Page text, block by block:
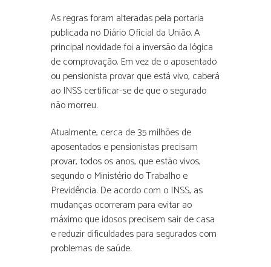
As regras foram alteradas pela portaria
publicada no Diário Oficial da União. A
principal novidade foi a inversão da lógica
de comprovação. Em vez de o aposentado
ou pensionista provar que está vivo, caberá
ao INSS certificar-se de que o segurado
não morreu.
Atualmente, cerca de 35 milhões de
aposentados e pensionistas precisam
provar, todos os anos, que estão vivos,
segundo o Ministério do Trabalho e
Previdência. De acordo com o INSS, as
mudanças ocorreram para evitar ao
máximo que idosos precisem sair de casa
e reduzir dificuldades para segurados com
problemas de saúde.